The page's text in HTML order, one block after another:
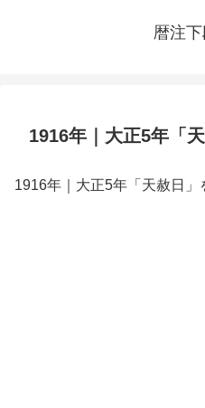
暦注
1916年｜大正5年「
1916年｜大正5年「天赦日」